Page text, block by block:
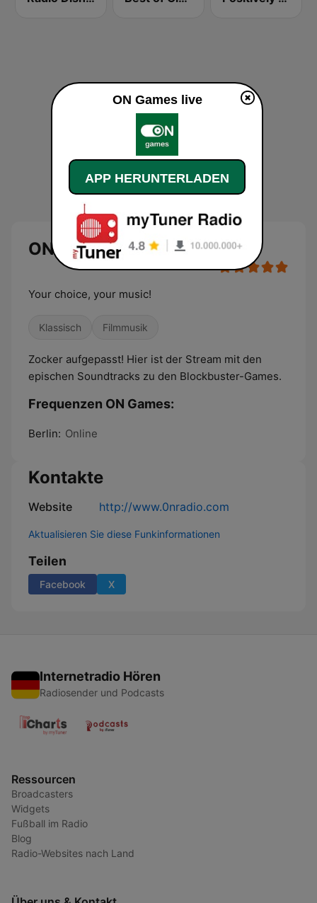
ON Games Live
Your choice, your music!
Klassisch Filmmusik
Zocker aufgepasst! Hier ist der Stream mit den
epischen Soundtracks zu den Blockbuster-Games.
Frequenzen ON Games:
Berlin: Online
Kontakte
Website http://www.0nradio.com
Aktualisieren Sie diese Funkinformationen
Teilen
Facebook X
Internetradio Hören
Radiosender und Podcasts
Ressourcen
Broadcasters
Widgets
Fußball im Radio
Blog
Radio-Websites nach Land
ON Games live
APP HERUNTERLADEN